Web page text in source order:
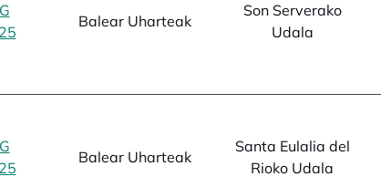
opens in a new tab
Balear Uharteak
Son Serverako
Udala
opens in a new tab
Balear Uharteak
Santa Eulalia del
Rioko Udala